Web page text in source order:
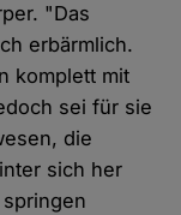
"Das
erbärmlich.
komplett mit
sei für sie
die
sich her